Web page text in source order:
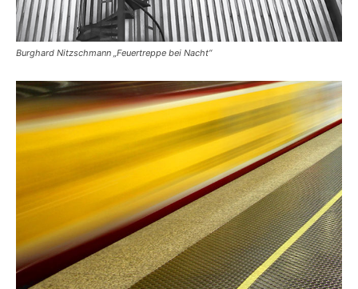
Burghard Nitzschmann „Feuertreppe bei Nacht“